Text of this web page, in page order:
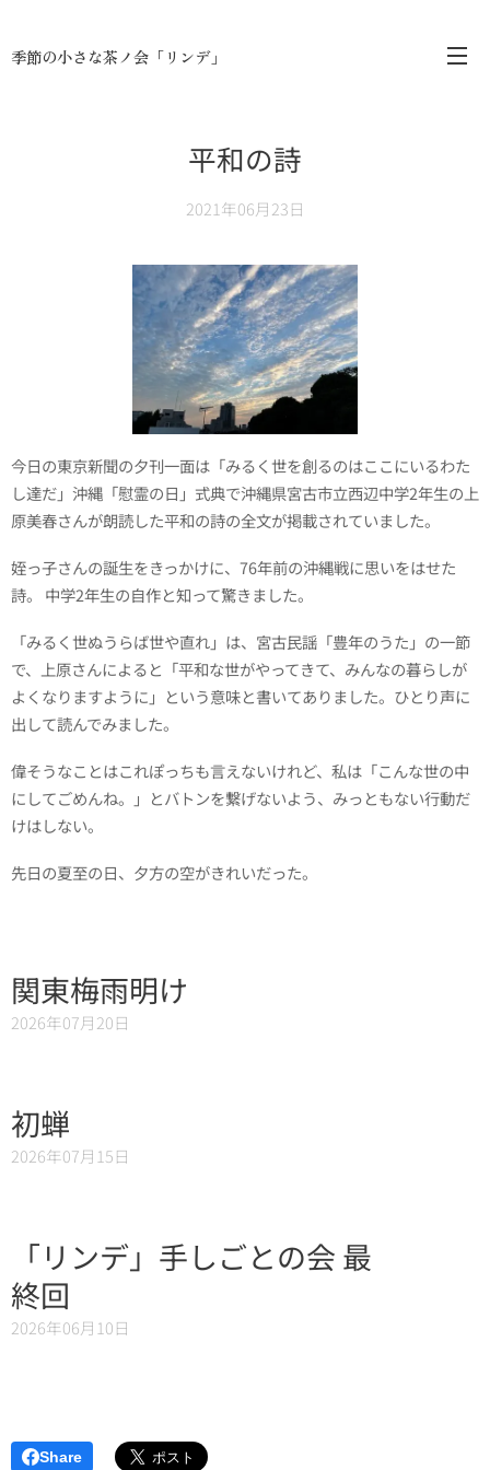
季節の小さな茶ノ会「リンデ」
平和の詩
2021年06月23日
今日の東京新聞の夕刊一面は「みるく世を創るのはここにいるわた
し達だ」沖縄「慰霊の日」式典で沖縄県宮古市立西辺中学2年生の上
原美春さんが朗読した平和の詩の全文が掲載されていました。
姪っ子さんの誕生をきっかけに、76年前の沖縄戦に思いをはせた
詩。 中学2年生の自作と知って驚きました。
「みるく世ぬうらば世や直れ」は、宮古民謡「豊年のうた」の一節
で、上原さんによると「平和な世がやってきて、みんなの暮らしが
よくなりますように」という意味と書いてありました。ひとり声に
出して読んでみました。
偉そうなことはこれぽっちも言えないけれど、私は「こんな世の中
にしてごめんね。」とバトンを繋げないよう、みっともない行動だ
けはしない。
先日の夏至の日、夕方の空がきれいだった。
関東梅雨明け
2026年07月20日
初蝉
2026年07月15日
「リンデ」手しごとの会 最
終回
2026年06月10日
Share